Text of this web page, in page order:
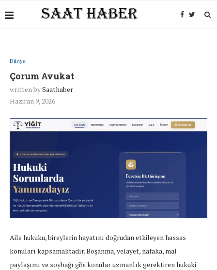
Dünya
Çorum Avukat
written bySaathaber
Haziran 9, 2026
Aile hukuku, bireylerin hayatını doğrudan etkileyen hassas
konuları kapsamaktadır. Boşanma, velayet, nafaka, mal
paylaşımı ve soybağı gibi konular uzmanlık gerektiren hukuki